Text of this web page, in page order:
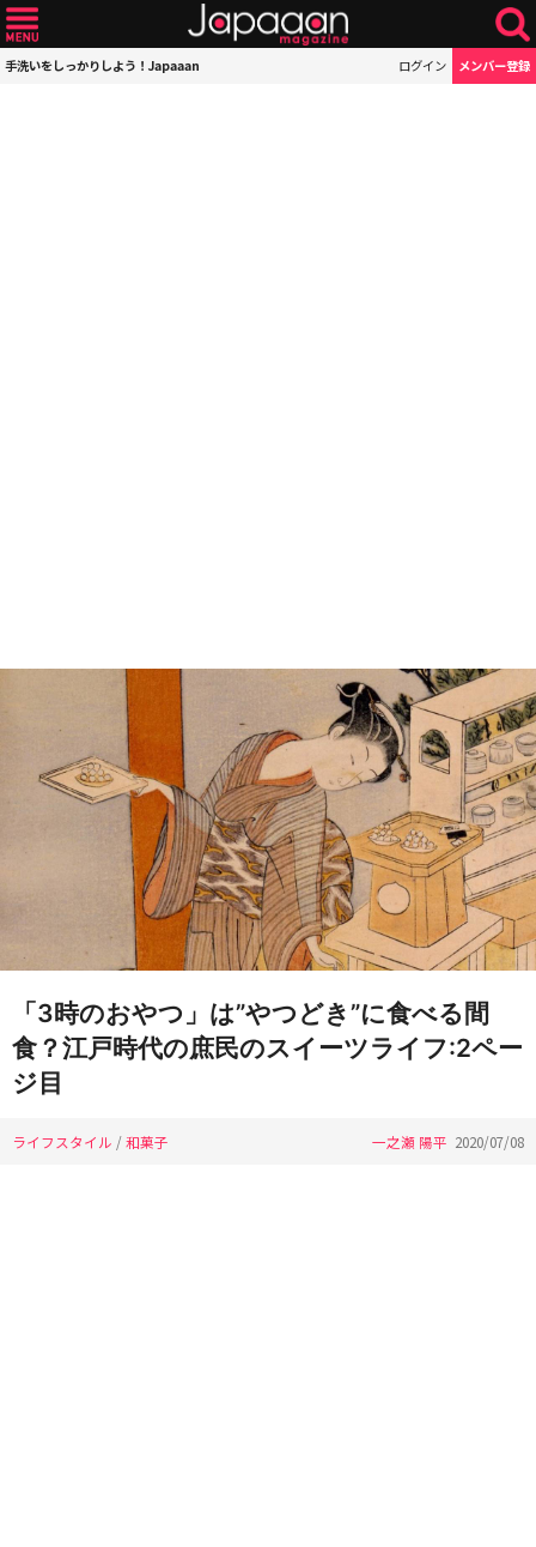
手洗いをしっかりしよう！Japaaan ログイン メンバー登録
「3時のおやつ」は”やつどき”に食べる間
食？江戸時代の庶民のスイーツライフ:2ペー
ジ目
ライフスタイル /和菓子 一之瀬 陽平 2020/07/08